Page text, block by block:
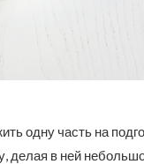
одну часть на
делая в ней